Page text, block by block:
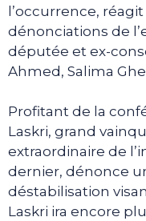
l’occurrence,
dénonciations de
députée et ex-
Ahmed, Salima
Profitant de la
Laskri, grand
extraordinaire de
dernier, dénonce
déstabilisation
Laskri ira encore